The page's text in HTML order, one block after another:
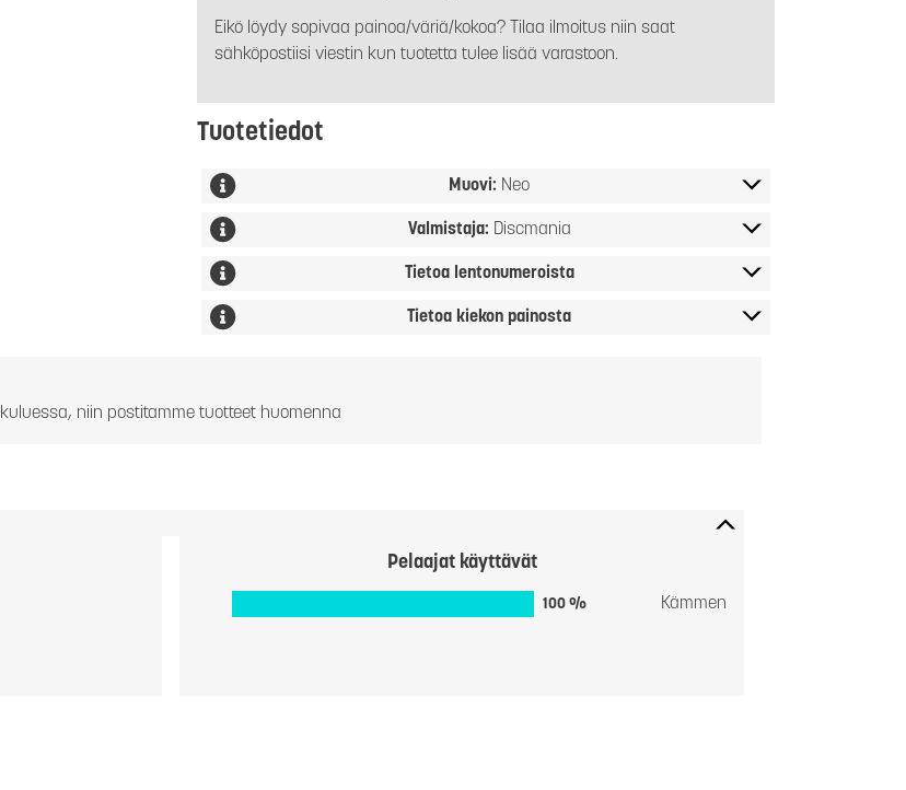
Eikö löydy sopivaa painoa/väriä/kokoa? Tilaa ilmoitus niin saat
sähköpostiisi viestin kun tuotetta tulee lisää varastoon.
Tuotetiedot
Muovi: Neo
Valmistaja: Discmania
Tietoa lentonumeroista
Tietoa kiekon painosta
kuluessa, niin postitamme tuotteet huomenna
Pelaajat käyttävät
100 % Kämmen